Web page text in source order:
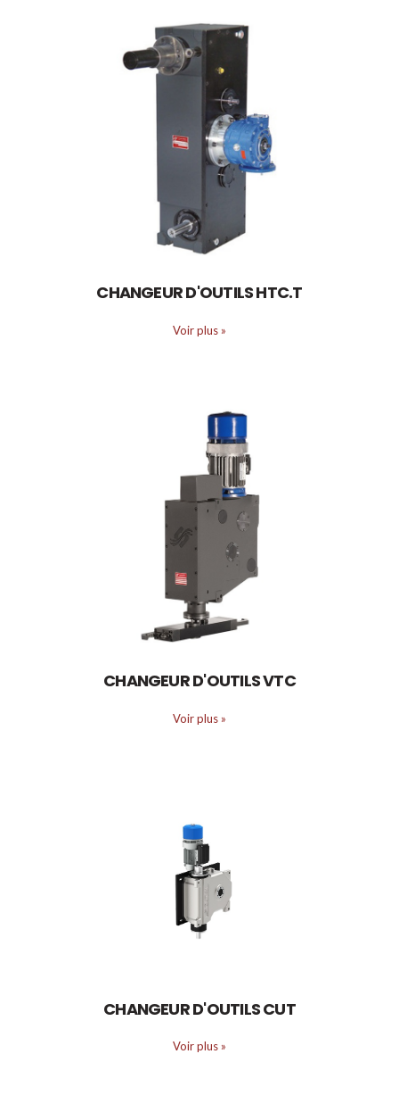
CHANGEUR D'OUTILS HTC.T
Voir plus »
CHANGEUR D'OUTILS VTC
Voir plus »
CHANGEUR D'OUTILS CUT
Voir plus »